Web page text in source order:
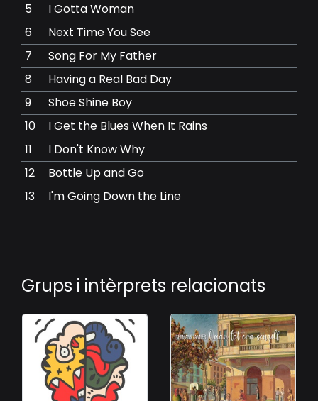
5
I Gotta Woman
6
Next Time You See
7
Song For My Father
8
Having a Real Bad Day
9
Shoe Shine Boy
10
I Get the Blues When It Rains
11
I Don't Know Why
12
Bottle Up and Go
13
I'm Going Down the Line
Grups i intèrprets relacionats